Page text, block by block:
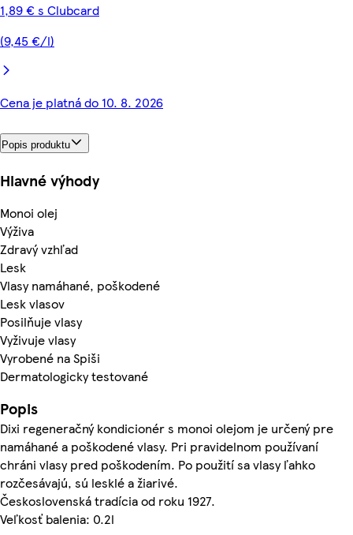
1,89 € s Clubcard
(9,45 €/l)
Cena je platná do 10. 8. 2026
Popis produktu
Hlavné výhody
Monoi olej
Výživa
Zdravý vzhľad
Lesk
Vlasy namáhané, poškodené
Lesk vlasov
Posilňuje vlasy
Vyživuje vlasy
Vyrobené na Spiši
Dermatologicky testované
Popis
Dixi regeneračný kondicionér s monoi olejom je určený pre
namáhané a poškodené vlasy. Pri pravidelnom používaní
chráni vlasy pred poškodením. Po použití sa vlasy ľahko
rozčesávajú, sú lesklé a žiarivé.
Československá tradícia od roku 1927.
Veľkosť balenia: 0.2l